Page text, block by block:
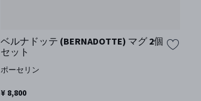
ベルナドッテ (BERNADOTTE) マグ 2個
セット
ポーセリン
¥ 8,800